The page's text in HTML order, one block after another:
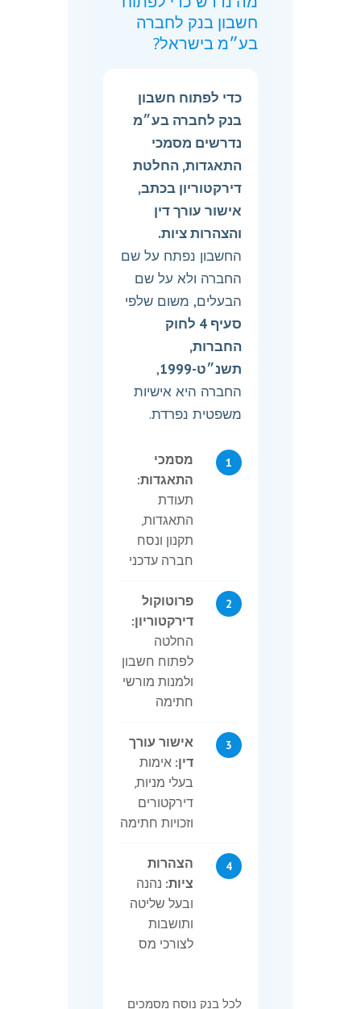
חשבון בנק לחברה
בע״מ בישראל?
כדי לפתוח חשבון
בנק לחברה בע״מ
נדרשים מסמכי
התאגדות, החלטת
דירקטוריון בכתב,
אישור עורך דין
והצהרות ציות.
החשבון נפתח על שם
החברה ולא על שם
הבעלים, משום שלפי
סעיף 4 לחוק
החברות,
תשנ״ט-1999
,
החברה היא אישיות
משפטית נפרדת.
מסמכי
התאגדות:
תעודת
התאגדות,
תקנון ונסח
חברה עדכני
פרוטוקול
דירקטוריון:
החלטה
לפתוח חשבון
ולמנות מורשי
חתימה
אישור עורך
דין: אימות
בעלי מניות,
דירקטורים
וזכויות חתימה
הצהרות
ציות: נהנה
ובעל שליטה
ותושבות
לצורכי מס
לכל בנק נוסח מסמכים